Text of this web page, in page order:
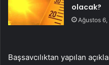
olacak?
Ağustos
Başsavcılıktan yapılan